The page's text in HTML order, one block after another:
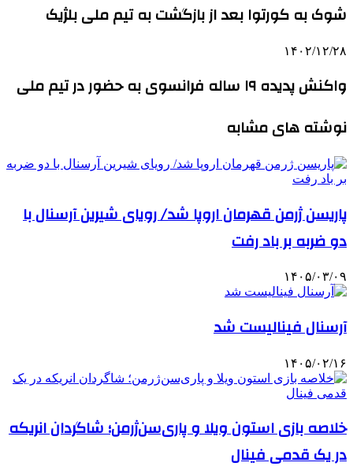
شوک به کورتوا بعد از بازگشت به تیم ملی بلژیک
۱۴۰۲/۱۲/۲۸
واکنش پدیده ۱۹ ساله فرانسوی به حضور در تیم ملی
نوشته های مشابه
پاریسن ژرمن قهرمان اروپا شد/ رویای شیرین آرسنال با
دو ضربه بر باد رفت
۱۴۰۵/۰۳/۰۹
آرسنال فینالیست شد
۱۴۰۵/۰۲/۱۶
خلاصه بازی استون ویلا و پاری‌سن‌ژرمن؛ شاگردان انریکه
در یک قدمی فینال